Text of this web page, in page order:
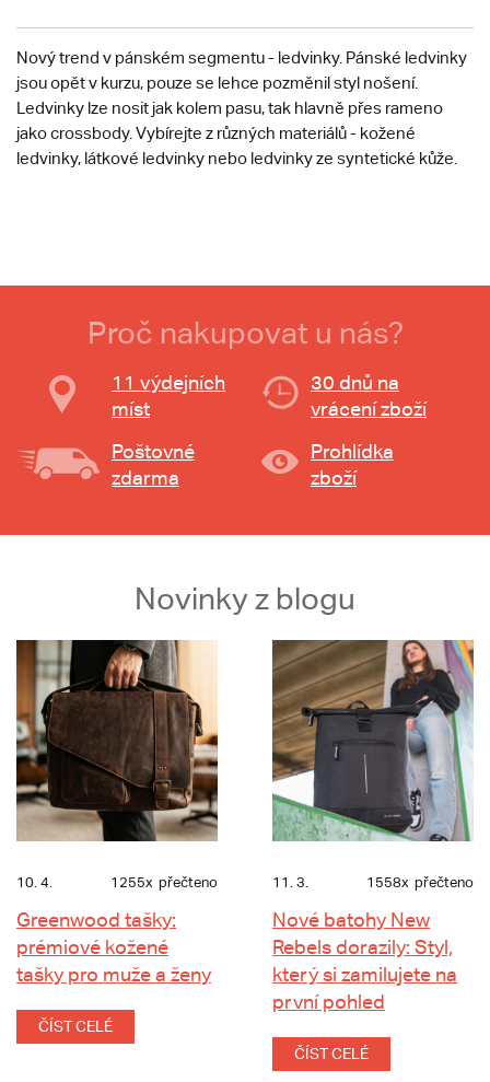
Nový trend v pánském segmentu - ledvinky. Pánské ledvinky
jsou opět v kurzu, pouze se lehce pozměnil styl nošení.
Ledvinky lze nosit jak kolem pasu, tak hlavně přes rameno
jako crossbody. Vybírejte z různých materiálů - kožené
ledvinky, látkové ledvinky nebo ledvinky ze syntetické kůže.
Proč nakupovat u nás?
11 výdejních
míst
30 dnů na
vrácení zboží
Poštovné
zdarma
Prohlídka
zboží
Novinky z blogu
10. 4. 1255x přečteno
Greenwood tašky:
prémiové kožené
tašky pro muže a ženy
ČÍST CELÉ
11. 3. 1558x přečteno
Nové batohy New
Rebels dorazily: Styl,
který si zamilujete na
první pohled
ČÍST CELÉ